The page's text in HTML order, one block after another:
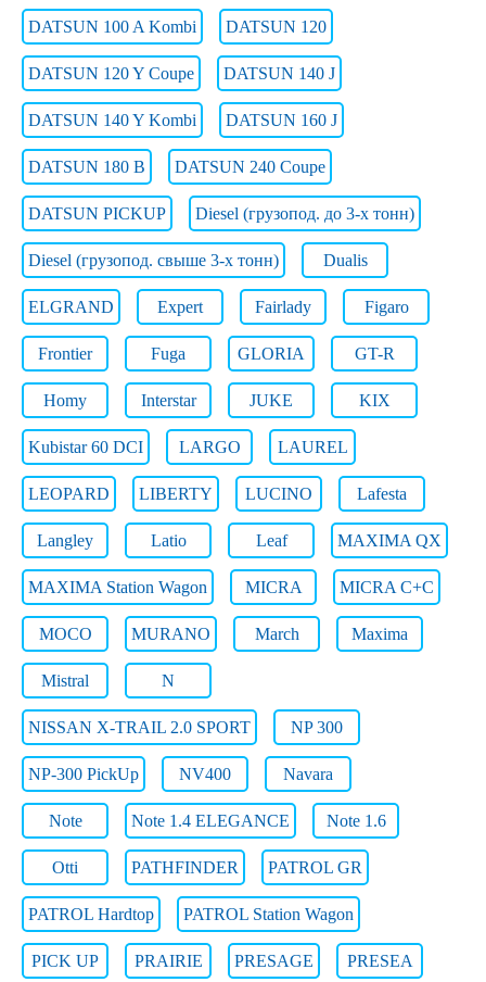
DATSUN 100 A Kombi DATSUN 120
DATSUN 120 Y Coupe DATSUN 140 J
DATSUN 140 Y Kombi DATSUN 160 J
DATSUN 180 B DATSUN 240 Coupe
DATSUN PICKUP Diesel (грузопод. до 3-х тонн)
Diesel (грузопод. свыше 3-х тонн) Dualis
ELGRAND Expert Fairlady Figaro
Frontier Fuga GLORIA GT-R
Homy Interstar JUKE KIX
Kubistar 60 DCI LARGO LAUREL
LEOPARD LIBERTY LUCINO Lafesta
Langley Latio Leaf MAXIMA QX
MAXIMA Station Wagon MICRA MICRA C+C
MOCO MURANO March Maxima
Mistral N
NISSAN X-TRAIL 2.0 SPORT NP 300
NP-300 PickUp NV400 Navara
Note Note 1.4 ELEGANCE Note 1.6
Otti PATHFINDER PATROL GR
PATROL Hardtop PATROL Station Wagon
PICK UP PRAIRIE PRESAGE PRESEA